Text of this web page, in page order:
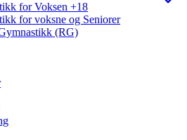
for Voksen +18
for voksne og Seniorer
(RG)